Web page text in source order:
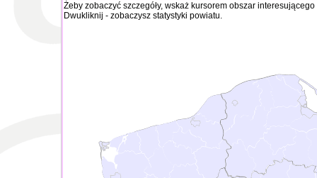
Żeby zobaczyć szczegóły, wskaż kursorem obszar
Dwukliknij - zobaczysz statystyki powiatu.